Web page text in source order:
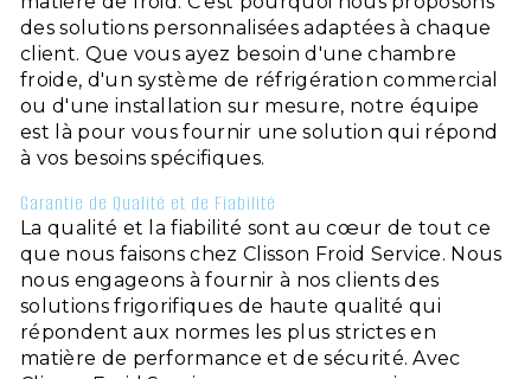
des solutions personnalisées adaptées à chaque
client. Que vous ayez besoin d'une chambre
froide, d'un système de réfrigération commercial
ou d'une installation sur mesure, notre équipe
est là pour vous fournir une solution qui répond
à vos besoins spécifiques.
Garantie de Qualité et de Fiabilité
La qualité et la fiabilité sont au cœur de tout ce
que nous faisons chez Clisson Froid Service. Nous
nous engageons à fournir à nos clients des
solutions frigorifiques de haute qualité qui
répondent aux normes les plus strictes en
matière de performance et de sécurité. Avec